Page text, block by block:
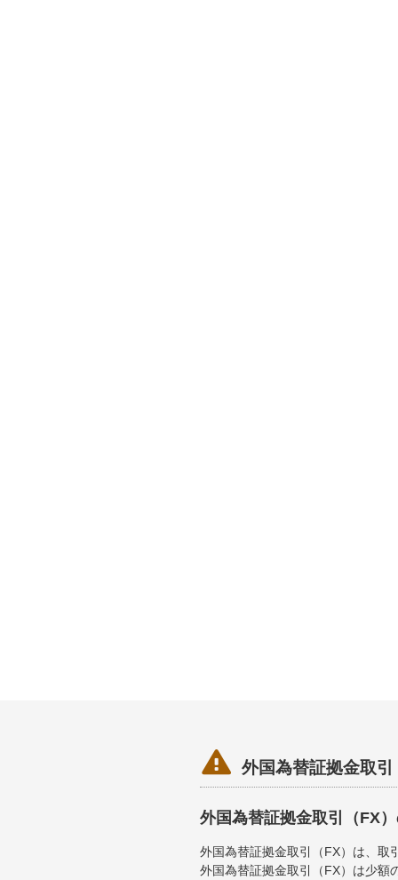
 外国為替証拠金取
外国為替証拠金取引（FX
外国為替証拠金取引（FX）は、取
外国為替証拠金取引（FX）は少額